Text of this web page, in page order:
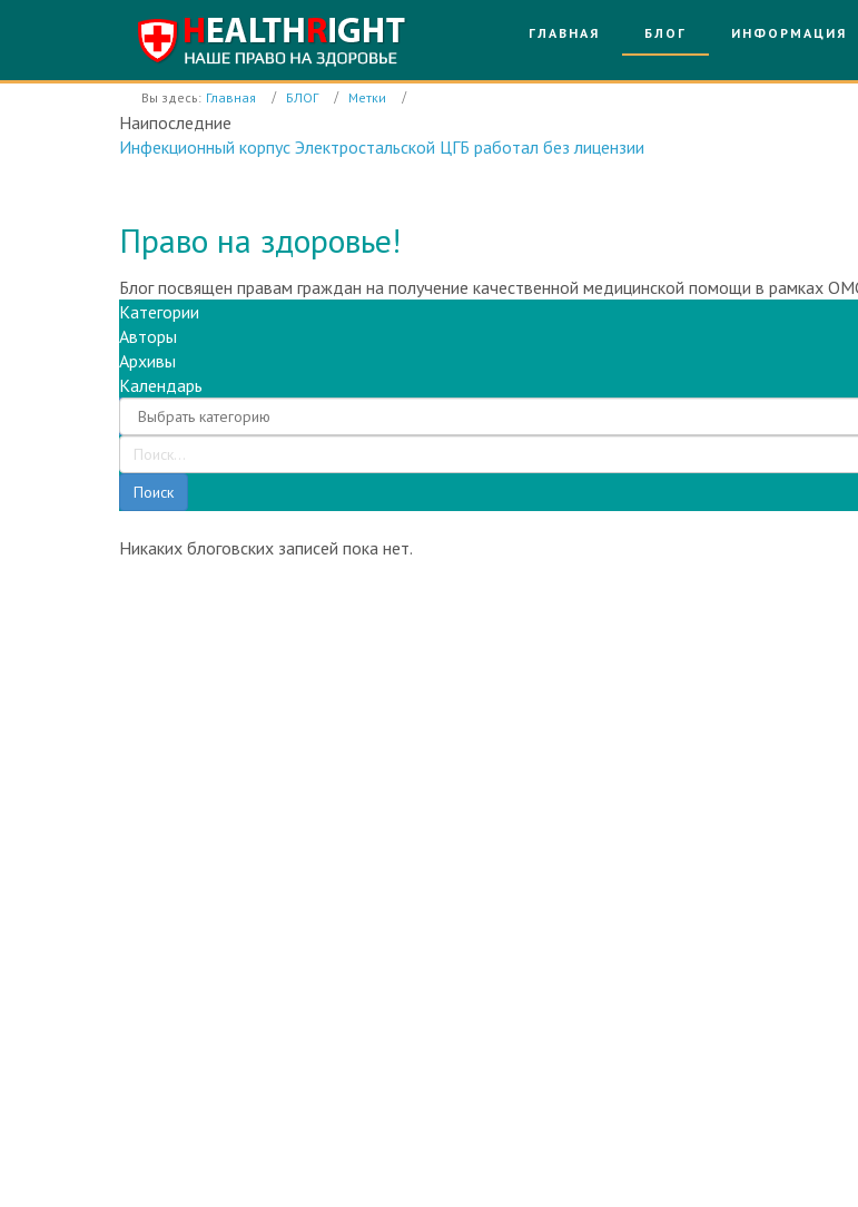
ГЛАВНАЯ БЛОГ ИНФОРМАЦИЯ
Вы здесь: Главная БЛОГ Метки
Наипоследние
Инфекционный корпус Электростальской ЦГБ работал без лицензии
Блог посвящен правам граждан на получение качественной медицинской помощи в рамках ОМС.
Категории
Авторы
Архивы
Календарь
Поиск